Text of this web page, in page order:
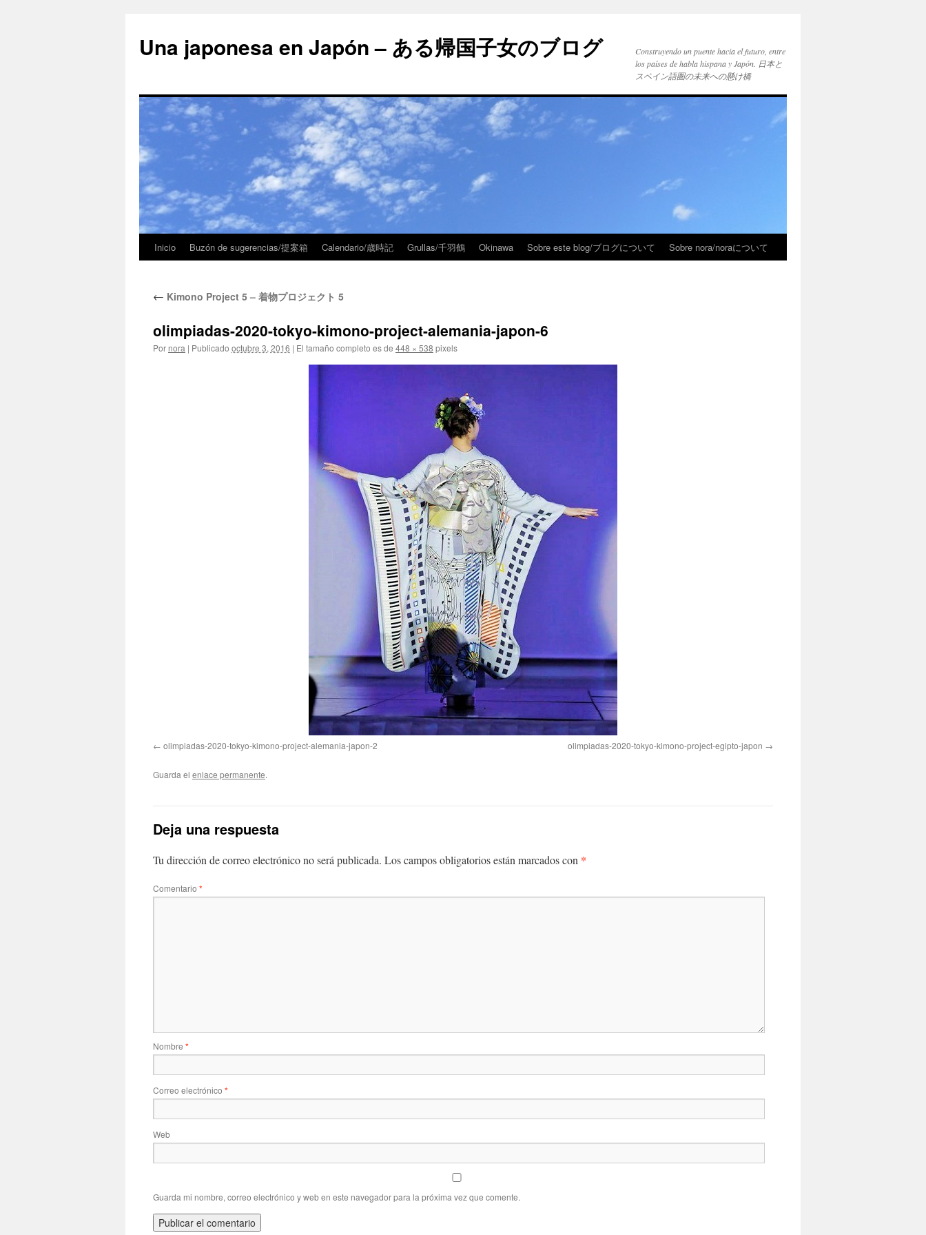
Una japonesa en Japón – ある帰国子女のブログ
Construyendo un puente hacia el futuro, entre
los países de habla hispana y Japón. 日本と
スペイン語圏の未来への懸け橋
Inicio Buzón de sugerencias/提案箱 Calendario/歳時記 Grullas/千羽鶴 Okinawa Sobre este blog/ブログについて Sobre nora/noraについて
← Kimono Project 5 – 着物プロジェクト 5
olimpiadas-2020-tokyo-kimono-project-alemania-japon-6
Por nora | Publicado octubre 3, 2016 | El tamaño completo es de 448 × 538 pixels
olimpiadas-2020-tokyo-kimono-project-alemania-japon-2 olimpiadas-2020-tokyo-kimono-project-egipto-japon
Guarda el enlace permanente.
Deja una respuesta
Tu dirección de correo electrónico no será publicada. Los campos obligatorios están marcados con *
Comentario *
Nombre *
Correo electrónico *
Web
Guarda mi nombre, correo electrónico y web en este navegador para la próxima vez que comente.